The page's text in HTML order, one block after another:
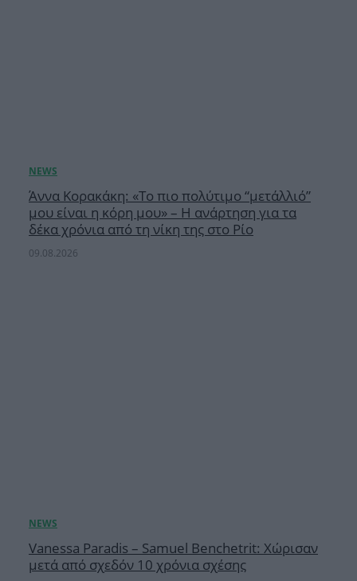
Άννα Κορακάκη: «Το πιο πολύτιμο “μετάλλιό”
μου είναι η κόρη μου» – Η ανάρτηση για τα
δέκα χρόνια από τη νίκη της στο Ρίο
09.08.2026
Vanessa Paradis – Samuel Benchetrit: Χώρισαν
μετά από σχεδόν 10 χρόνια σχέσης